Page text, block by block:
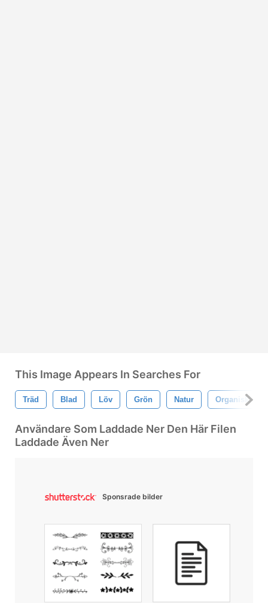
This Image Appears In Searches For
Träd Blad Löv Grön Natur Organisk
Användare Som Laddade Ner Den Här Filen
Laddade Även Ner
Sponsrade bilder